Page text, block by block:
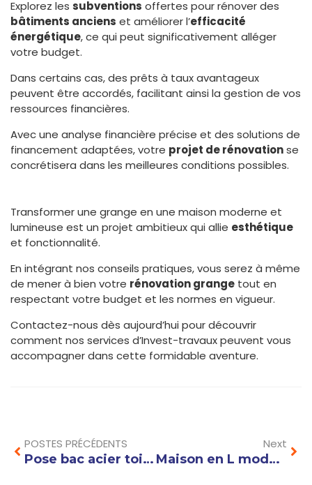
Explorez les subventions offertes pour rénover des
bâtiments anciens et améliorer l’efficacité
énergétique, ce qui peut significativement alléger
votre budget.
Dans certains cas, des prêts à taux avantageux
peuvent être accordés, facilitant ainsi la gestion de vos
ressources financières.
Avec une analyse financière précise et des solutions de
financement adaptées, votre projet de rénovationse
concrétisera dans les meilleures conditions possibles.
Transformer une grange en une maison moderne et
lumineuse est un projet ambitieux qui allie esthétique
et fonctionnalité.
En intégrant nos conseils pratiques, vous serez à même
de mener à bien votre rénovation grange tout en
respectant votre budget et les normes en vigueur.
Contactez-nous dès aujourd’hui pour découvrir
comment nos services d’Invest-travaux peuvent vous
accompagner dans cette formidable aventure.
POSTES PRÉCÉDENTS
Pose bac acier toiture : les erreurs à éviter pour une installation durable
Next
Maison en L moderne : idées d’aménagement intérieur pour optimiser chaque espace